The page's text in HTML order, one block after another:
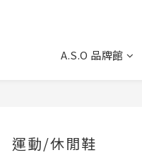
A.S.O 品牌館
運動/休閒鞋